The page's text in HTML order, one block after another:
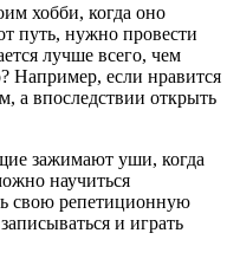
хобби, когда оно
путь, нужно провести
лучше всего, чем
Например, если нравится
а впоследствии открыть
зажимают уши, когда
научиться
свою репетиционную
и играть